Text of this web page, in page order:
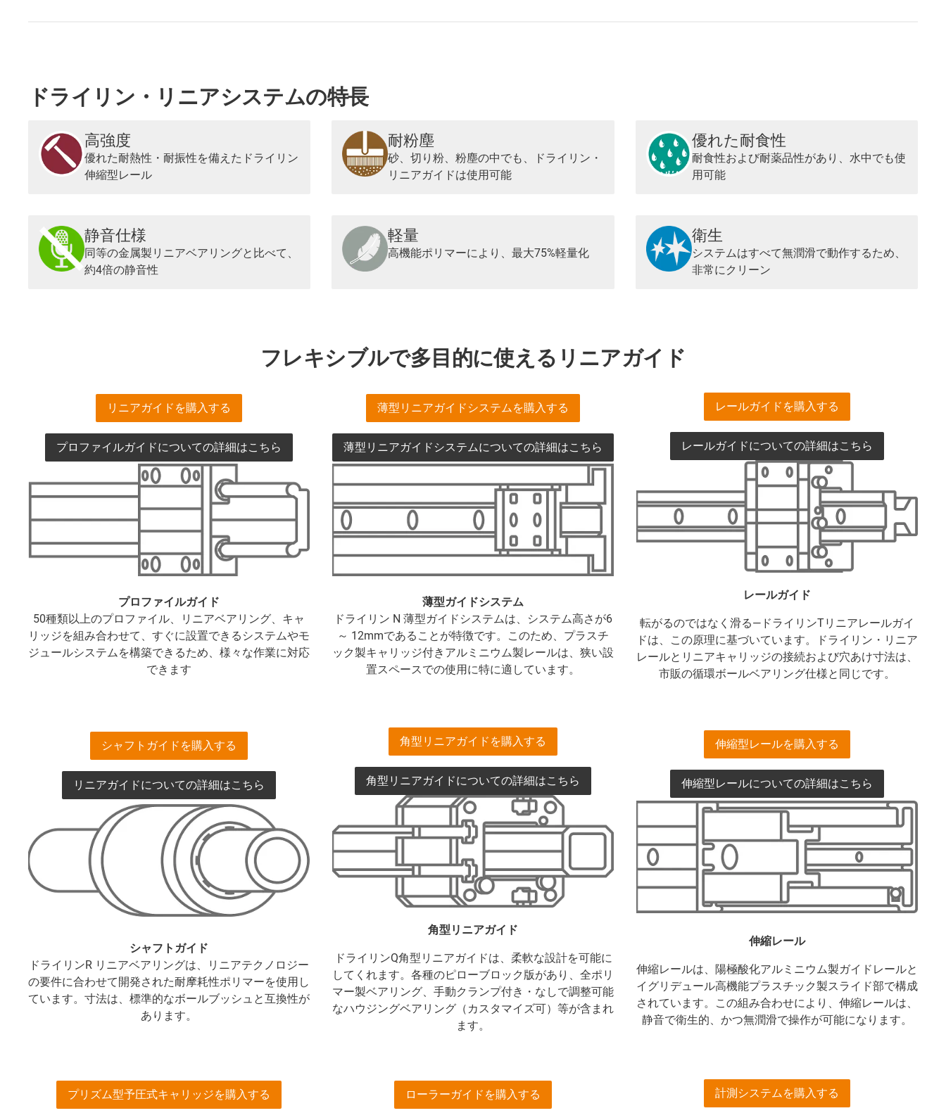
ドライリン・リニアシステムの特長
高強度
優れた耐熱性・耐振性を備えたドライリン
伸縮型レール
耐粉塵
砂、切り粉、粉塵の中でも、ドライリン・
リニアガイドは使用可能
優れた耐食性
耐食性および耐薬品性があり、水中でも使
用可能
静音仕様
同等の金属製リニアベアリングと比べて、
約4倍の静音性
軽量
高機能ポリマーにより、最大75%軽量化
衛生
システムはすべて無潤滑で動作するため、
非常にクリーン
フレキシブルで多目的に使えるリニアガイド
プロファイルガイド
50種類以上のプロファイル、リニアベアリング、キャ
リッジを組み合わせて、すぐに設置できるシステムやモ
ジュールシステムを構築できるため、様々な作業に対応
できます
リニアガイドを購入する
プロファイルガイドについての詳細はこちら
薄型ガイドシステム
ドライリン N 薄型ガイドシステムは、システム高さが6
～ 12mmであることが特徴です。このため、プラスチ
ック製キャリッジ付きアルミニウム製レールは、狭い設
置スペースでの使用に特に適しています。
薄型リニアガイドシステムを購入する
薄型リニアガイドシステムについての詳細はこちら
レールガイド
転がるのではなく滑る―ドライリンTリニアレールガイ
ドは、この原理に基づいています。ドライリン・リニア
レールとリニアキャリッジの接続および穴あけ寸法は、
市販の循環ボールベアリング仕様と同じです。
レールガイドを購入する
レールガイドについての詳細はこちら
シャフトガイド
ドライリンR リニアベアリングは、リニアテクノロジー
の要件に合わせて開発された耐摩耗性ポリマーを使用し
ています。寸法は、標準的なボールブッシュと互換性が
あります。
シャフトガイドを購入する
リニアガイドについての詳細はこちら
角型リニアガイド
ドライリンQ角型リニアガイドは、柔軟な設計を可能に
してくれます。各種のピローブロック版があり、全ポリ
マー製ベアリング、手動クランプ付き・なしで調整可能
なハウジングベアリング（カスタマイズ可）等が含まれ
ます。
角型リニアガイドを購入する
角型リニアガイドについての詳細はこちら
伸縮レール
伸縮レールは、陽極酸化アルミニウム製ガイドレールと
イグリデュール高機能プラスチック製スライド部で構成
されています。この組み合わせにより、伸縮レールは、
静音で衛生的、かつ無潤滑で操作が可能になります。
伸縮型レールを購入する
伸縮型レールについての詳細はこちら
プリズム型予圧式キャリッジを購入する ローラーガイドを購入する 計測システムを購入する